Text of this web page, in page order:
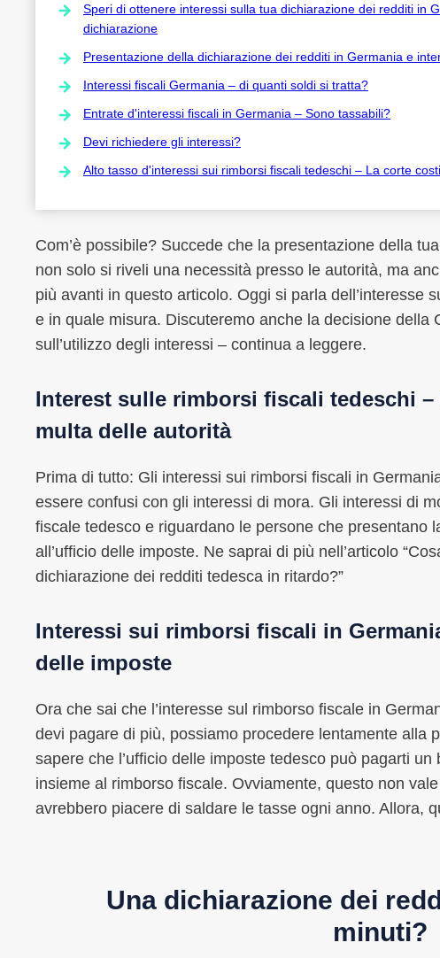
Speri di ottenere interessi sulla tua dichiarazione dei redditi in
dichiarazione
Presentazione della dichiarazione dei redditi in Germania e
Interessi fiscali Germania – di quanti soldi si tratta?
Entrate d'interessi fiscali in Germania – Sono tassabili?
Devi richiedere gli interessi?
Alto tasso d'interessi sui rimborsi fiscali tedeschi – La corte
Com’è possibile? Succede che la presentazione della
non solo si riveli una necessità presso le autorità, ma
più avanti in questo articolo. Oggi si parla dell’interesse
e in quale misura. Discuteremo anche la decisione della
sull’utilizzo degli interessi – continua a leggere.
Interest sulle rimborsi fiscali tedeschi
multa delle autorità
Prima di tutto: Gli interessi sui rimborsi fiscali in
essere confusi con gli interessi di mora. Gli interessi di
fiscale tedesco e riguardano le persone che presentano
all’ufficio delle imposte. Ne saprai di più nell’articolo
dichiarazione dei redditi tedesca in ritardo?”
Interessi sui rimborsi fiscali in
delle imposte
Ora che sai che l’interesse sul rimborso fiscale in
devi pagare di più, possiamo procedere lentamente alla
sapere che l’ufficio delle imposte tedesco può pagarti
insieme al rimborso fiscale. Ovviamente, questo non
avrebbero piacere di saldare le tasse ogni anno. Allora,
Una dichiarazione dei
minuti?